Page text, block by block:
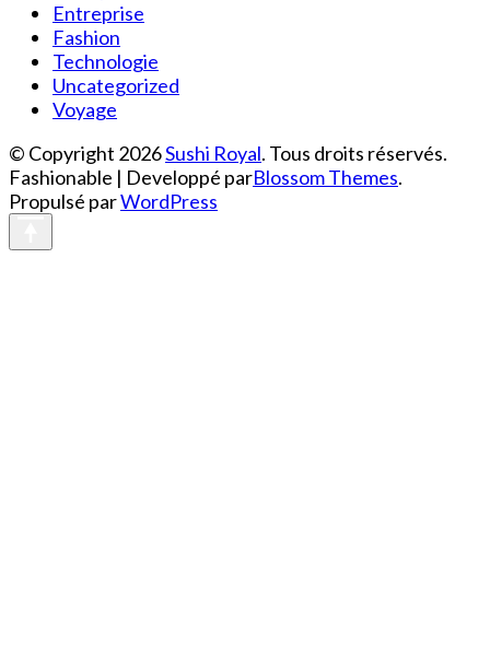
Entreprise
Fashion
Technologie
Uncategorized
Voyage
© Copyright 2026Sushi Royal. Tous droits réservés.
Fashionable | Developpé parBlossom Themes.
Propulsé parWordPress